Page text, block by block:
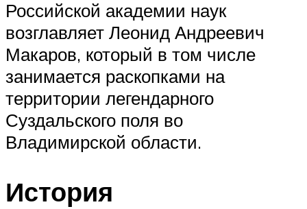
Российской академии наук
возглавляет Леонид Андреевич
Макаров, который в том числе
занимается раскопками на
территории легендарного
Суздальского поля во
Владимирской области.
История